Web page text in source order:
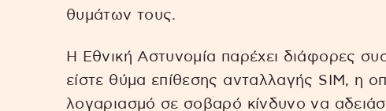
θυμάτων τους.
Η Εθνική Αστυνομία παρέχει διάφορες
είστε θύμα επίθεσης ανταλλαγής SIM, η
λογαριασμό σε σοβαρό κίνδυνο να